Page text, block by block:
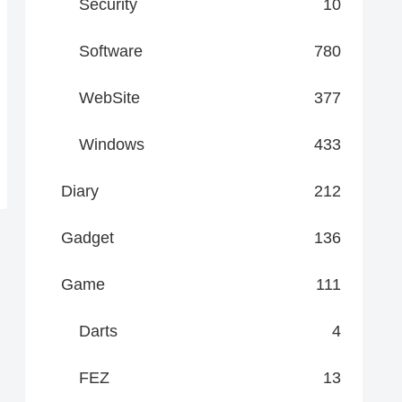
Security 10
Software 780
WebSite 377
Windows 433
Diary 212
Gadget 136
Game 111
Darts 4
FEZ 13